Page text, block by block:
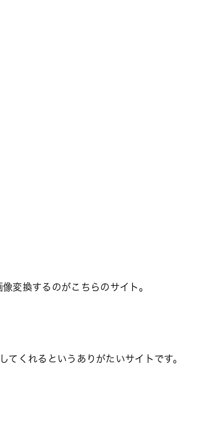
変換するのがこちらのサイト。
くれるというありがたいサイトです。